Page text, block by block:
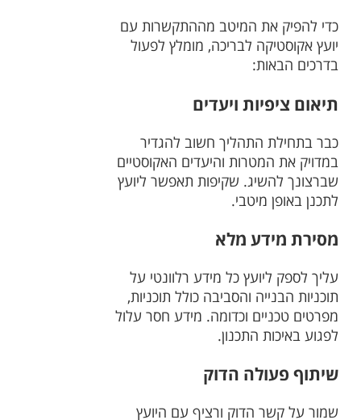
כדי להפיק את המיטב מההתקשרות עם
יועץ אקוסטיקה לבריכה, מומלץ לפעול
בדרכים הבאות:
תיאום ציפיות ויעדים
כבר בתחילת התהליך חשוב להגדיר
במדויק את המטרות והיעדים האקוסטיים
שברצונך להשיג. שקיפות תאפשר ליועץ
לתכנן באופן מיטבי.
מסירת מידע מלא
עליך לספק ליועץ כל מידע רלוונטי על
תוכניות הבנייה והסביבה כולל תוכניות,
מפרטים טכניים וכדומה. מידע חסר עלול
לפגוע באיכות התכנון.
שיתוף פעולה הדוק
שמור על קשר הדוק ורציף עם היועץ